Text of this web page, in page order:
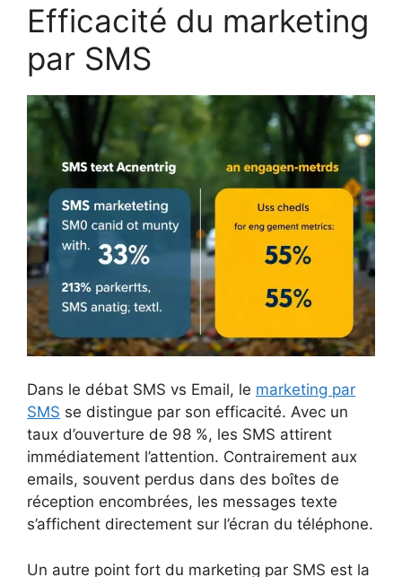
Efficacité du marketing
par SMS
Dans le débat SMS vs Email, le marketing par
SMS se distingue par son efficacité. Avec un
taux d’ouverture de 98 %, les SMS attirent
immédiatement l’attention. Contrairement aux
emails, souvent perdus dans des boîtes de
réception encombrées, les messages texte
s’affichent directement sur l’écran du téléphone.
Un autre point fort du marketing par SMS est la